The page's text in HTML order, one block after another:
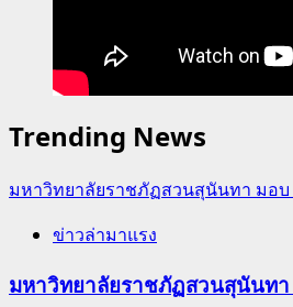
Trending News
มหาวิทยาลัยราชภัฏสวนสุนันทา มอบ
ข่าวล่ามาแรง
มหาวิทยาลัยราชภัฏสวนสุนันทา